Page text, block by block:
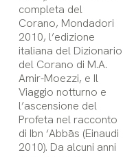
completa del
Corano, Mondadori
2010, l’edizione
italiana del Dizionario
del Corano di M.A.
Amir-Moezzi, e Il
Viaggio notturno e
l’ascensione del
Profeta nel racconto
di Ibn ‘Abbās (Einaudi
2010). Da alcuni anni